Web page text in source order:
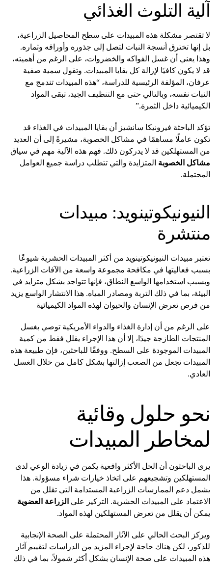
آلية التلوث الغذائي
لا تقتصر مشكلة هذه المبيدات على سطح المحاصيل الزراعية،
بل إنها تخترق أنسجة النبات لتصل إلى جذوره وأوراقه وثماره.
وهذا يعني أن غسل الفواكه والخضروات، على الرغم من أهميته،
قد لا يكون كافيًا لإزالة كل بقايا المبيدات. وتقول سمية صفية
عرفان، المؤلفة الرئيسية للدراسة، “هذه المبيدات تندمج مع
النبات نفسه، وبالتالي حتى مع التنظيف الجيد، تبقى المواد
الكيميائية داخل الثمرة.”
تؤكد الباحثة فيرونيكا سانشيز أن بقايا المبيدات في الغذاء قد
تكون عاملًا مساهمًا في مشاكل الخصوبة، مشيرةً إلى أن العديد
من المستهلكين قد لا يدركون ذلك. فهم هذه الآلية مهم في سياق
مشاكل الخصوبة المتزايدة والتي تتطلب دراسة جميع العوامل
المحتملة.
النيونيكوتينويد: مبيدات
منتشرة
تعتبر مبيدات النيونيكوتينويد من أكثر المبيدات الحشرية شيوعًا
بسبب فعاليتها في مكافحة مجموعة واسعة من الآفات الزراعية.
وبسبب استخدامها الواسع النطاق، فإنها تتواجد بشكل متزايد في
البيئة، بما في ذلك التربة ومصادر المياه. هذا الانتشار الواسع يزيد
من فرص تعرض الإنسان والحيوان لهذه المواد الكيميائية
على الرغم من أن إدارة الغذاء والدواء الأمريكية توصي بغسل
المنتجات الطازجة جيدًا، إلا أن هذا الإجراء يقلل فقط من كمية
المبيدات الموجودة على السطح. ووفقًا للباحثين، فإن طبيعة هذه
المبيدات تجعل من الصعب إزالتها بشكل كامل من خلال الغسل
العادي.
نحو حلول وقائية
لمخاطر المبيدات
يرى الباحثون أن الحل الأكثر واقعية يكمن في زيادة الوعي لدى
المستهلكين وتشجيعهم على اتخاذ خيارات شراء مسؤولة. هذا
يشمل دعم الممارسات الزراعية المستدامة التي تقلل من
الاعتماد على المبيدات الحشرية. التركيز على الزراعة العضوية
يمكن أن يقلل من تعرض المستهلكين لهذه المواد.
ويركز البحث الحالي على الآثار المحتملة على الصحة الإنجابية
للذكور، لكن هناك حاجة لإجراء المزيد من الدراسات لتقييم آثار
هذه المبيدات على صحة الإنسان بشكل أكثر شمولاً، بما في ذلك